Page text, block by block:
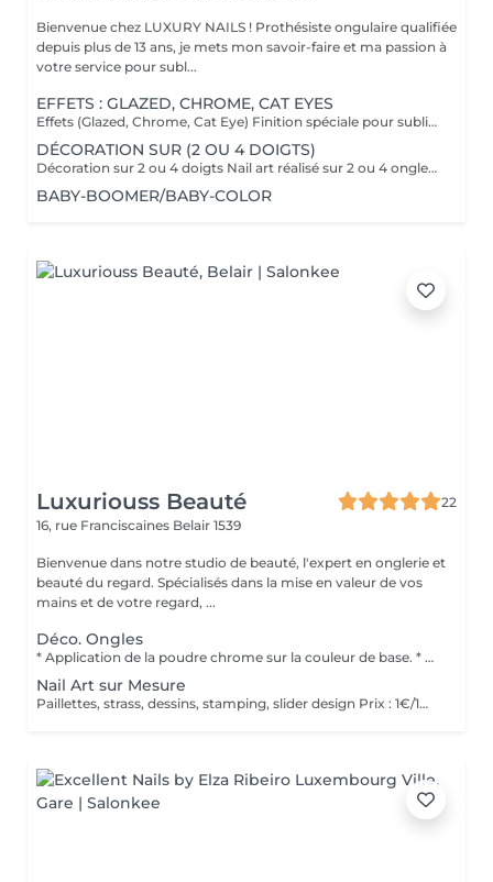
Bienvenue chez LUXURY NAILS ! Prothésiste ongulaire qualifiée
depuis plus de 13 ans, je mets mon savoir-faire et ma passion à
votre service pour subl...
EFFETS : GLAZED, CHROME, CAT EYES
Effets (Glazed, Chrome, Cat Eye) Finition spéciale pour sublimer votre pose : effet nacré, miroir ou magnétique.
DÉCORATION SUR (2 OU 4 DOIGTS)
Décoration sur 2 ou 4 doigts Nail art réalisé sur 2 ou 4 ongles pour apporter une touche d'originalité à votre pose.
BABY-BOOMER/BABY-COLOR
Luxuriouss Beauté
22
16, rue Franciscaines Belair 1539
Bienvenue dans notre studio de beauté, l'expert en onglerie et
beauté du regard. Spécialisés dans la mise en valeur de vos
mains et de votre regard, ...
Déco. Ongles
* Application de la poudre chrome sur la couleur de base. * Scellage avec un top coat pour une tenue optimale. * Finition brillante pour un effet miroir intense.
Nail Art sur Mesure
Paillettes, strass, dessins, stamping, slider design Prix : 1€/1min